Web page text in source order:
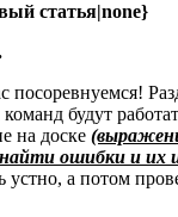
статья|none}
будут
на доске
ошибки и их
устно, а потом